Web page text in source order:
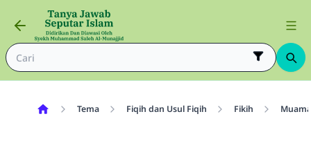
Tema Fiqih dan Usul Fiqih Fikih